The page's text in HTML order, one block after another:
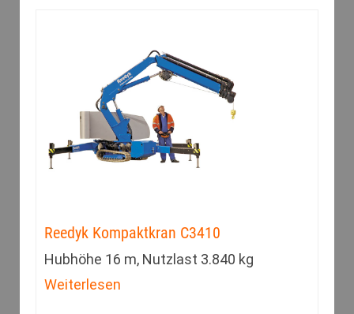
Reedyk Kompaktkran C3410
Hubhöhe 16 m, Nutzlast 3.840 kg
Weiterlesen